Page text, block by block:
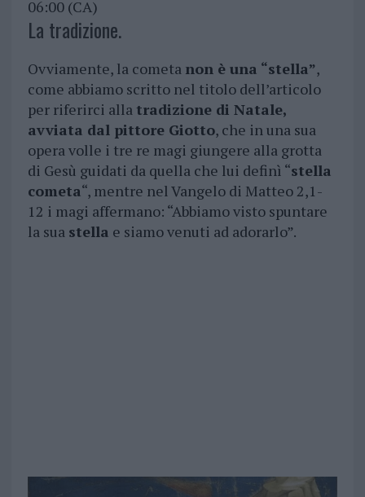
06:00 (CA)
La tradizione.
Ovviamente, la cometa non è una “stella”,
come abbiamo scritto nel titolo dell’articolo
per riferirci alla tradizione di Natale,
avviata dal pittore Giotto, che in una sua
opera volle i tre re magi giungere alla grotta
di Gesù guidati da quella che lui definì “stella
cometa“, mentre nel Vangelo di Matteo 2,1-
12 i magi affermano: “Abbiamo visto spuntare
la sua stella e siamo venuti ad adorarlo”.